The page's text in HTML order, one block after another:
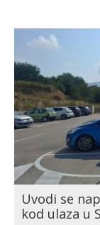
Uvodi se
kod ulaza u